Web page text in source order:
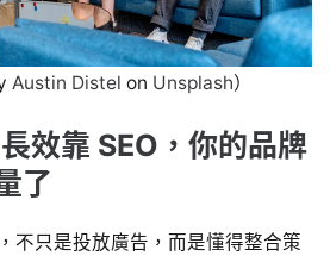
Austin Distel on Unsplash）
效靠 SEO，你的品牌
了
不只是投放廣告，而是懂得整合策